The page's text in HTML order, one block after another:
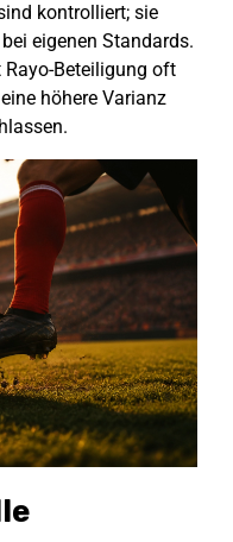
kontrolliert; sie
eigenen Standards.
Beteiligung oft
höhere Varianz